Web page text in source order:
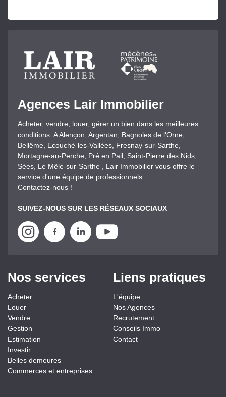
Agences Lair Immobilier
Acheter, vendre, louer, gérer un bien dans les meilleures
conditions. A Alençon, Argentan, Bagnoles de l'Orne,
Bellême, Ecouché-les-Vallées, Fresnay-sur-Sarthe,
Mortagne-au-Perche, Pré en Pail, Saint-Pierre des Nids,
Sées, Le Mêle-sur-Sarthe , Lair Immobilier vous offre le
service d'une équipe de professionnels.
Contactez-nous !
SUIVEZ-NOUS SUR LES RÉSEAUX SOCIAUX
Nos services
Acheter
Louer
Vendre
Gestion
Estimation
Investir
Belles demeures
Commerces et entreprises
Liens pratiques
L'équipe
Nos Agences
Recrutement
Conseils Immo
Contact